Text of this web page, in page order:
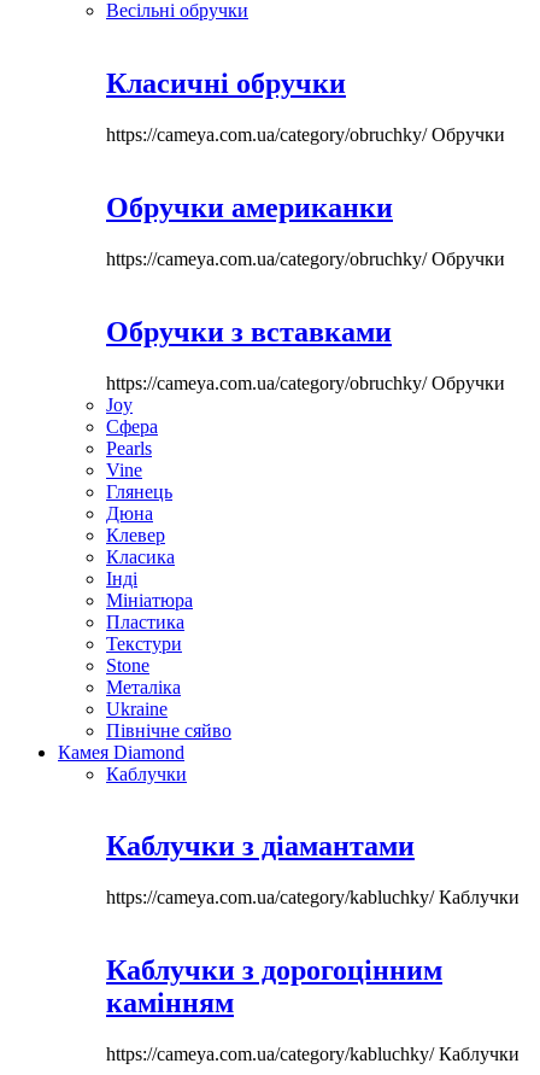
Весільні обручки
Класичні обручки
https://cameya.com.ua/category/obruchky/Обручки
Обручки американки
https://cameya.com.ua/category/obruchky/Обручки
Обручки з вставками
https://cameya.com.ua/category/obruchky/Обручки
Joy
Сфера
Pearls
Vine
Глянець
Дюна
Клевер
Класика
Інді
Мініатюра
Пластика
Текстури
Stone
Металіка
Ukraine
Північне сяйво
Камея Diamond
Каблучки
Каблучки з діамантами
https://cameya.com.ua/category/kabluchky/Каблучки
Каблучки з дорогоцінним
камінням
https://cameya.com.ua/category/kabluchky/Каблучки